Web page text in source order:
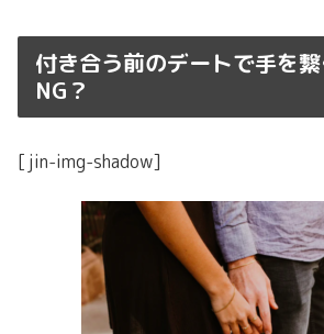
付き合う前のデートで手を
NG？
[jin-img-shadow]